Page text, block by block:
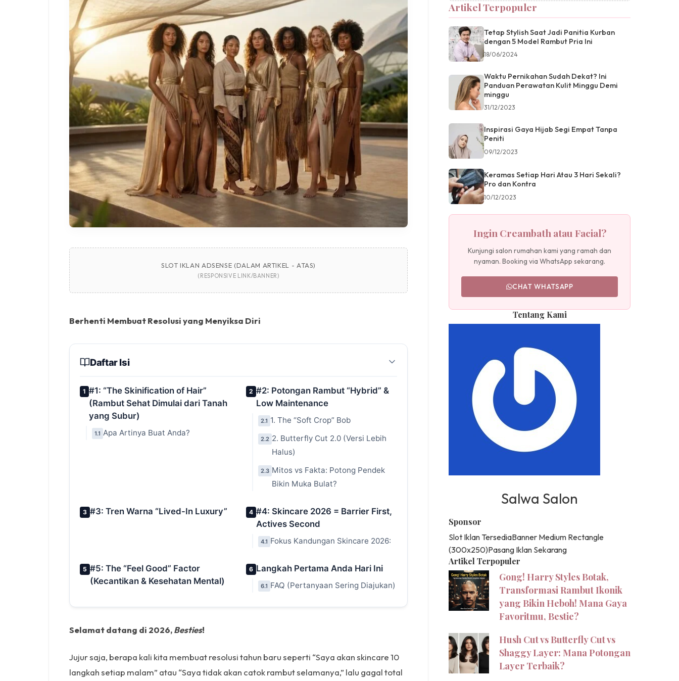
SLOT IKLAN ADSENSE (DALAM ARTIKEL - ATAS)
(RESPONSIVE LINK/BANNER)
Berhenti Membuat Resolusi yang Menyiksa Diri
Daftar Isi
1 #1: “The Skinification of Hair”
(Rambut Sehat Dimulai dari Tanah
yang Subur)
1.1 Apa Artinya Buat Anda?
2 #2: Potongan Rambut “Hybrid” &
Low Maintenance
2.1 1. The “Soft Crop” Bob
2.2 2. Butterfly Cut 2.0 (Versi Lebih
Halus)
2.3 Mitos vs Fakta: Potong Pendek
Bikin Muka Bulat?
3 #3: Tren Warna “Lived-In Luxury” 4 #4: Skincare 2026 = Barrier First,
Actives Second
4.1 Fokus Kandungan Skincare 2026:
5 #5: The “Feel Good” Factor
(Kecantikan & Kesehatan Mental)
6 Langkah Pertama Anda Hari Ini
6.1 FAQ (Pertanyaan Sering Diajukan)
Selamat datang di 2026,Besties!
Jujur saja, berapa kali kita membuat resolusi tahun baru seperti “Saya akan skincare 10
langkah setiap malam” atau “Saya tidak akan catok rambut selamanya,” lalu gagal total
Artikel Terpopuler
Tetap Stylish Saat Jadi Panitia Kurban
dengan 5 Model Rambut Pria Ini
18/06/2024
Waktu Pernikahan Sudah Dekat? Ini
Panduan Perawatan Kulit Minggu Demi
minggu
31/12/2023
Inspirasi Gaya Hijab Segi Empat Tanpa
Peniti
09/12/2023
Keramas Setiap Hari Atau 3 Hari Sekali?
Pro dan Kontra
10/12/2023
Ingin Creambath atau Facial?
Kunjungi salon rumahan kami yang ramah dan
nyaman. Booking via WhatsApp sekarang.
CHAT WHATSAPP
Tentang Kami
Salwa Salon
Sponsor
Slot Iklan TersediaBanner Medium Rectangle
(300x250)Pasang Iklan Sekarang
Artikel Terpopuler
Gong! Harry Styles Botak,
Transformasi Rambut Ikonik
yang Bikin Heboh! Mana Gaya
Favoritmu, Bestie?
Hush Cut vs Butterfly Cut vs
Shaggy Layer: Mana Potongan
Layer Terbaik?